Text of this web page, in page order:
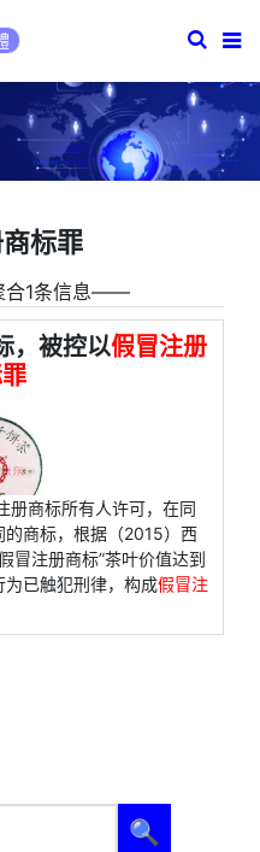
标罪
1条信息――
，被控以假冒注册
册商标所有人许可，在同
商标，根据（2015）西
冒注册商标”茶叶价值达到
已触犯刑律，构成假冒注
🔍